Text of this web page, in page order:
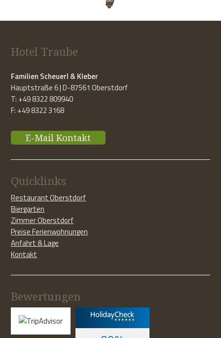
Hotel Traube
Familien Scheuerl & Kleber
Hauptstraße 6 | D-87561 Oberstdorf
T: +49 8322 809940
F: +49 8322 3168
E-Mail Kontakt
Quicklinks
Restaurant Oberstdorf
Biergarten
Zimmer Oberstdorf
Preise Ferienwohnungen
Anfahrt & Lage
Kontakt
Bewertungen